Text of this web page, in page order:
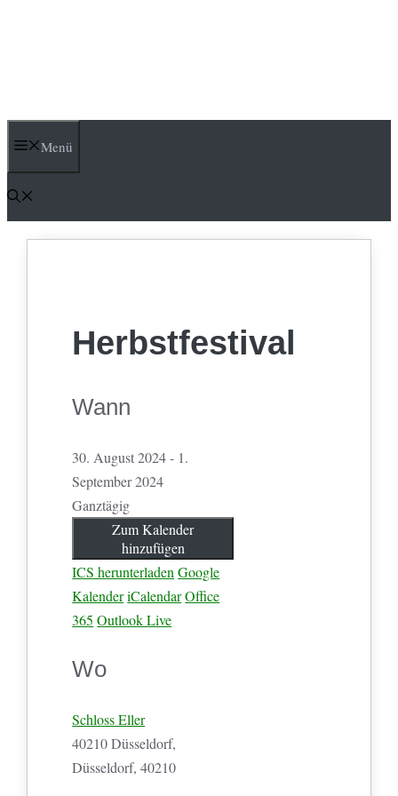
Menü
Herbstfestival
Wann
30. August 2024 - 1.
September 2024
Ganztägig
Zum Kalender
hinzufügen
ICS herunterladen Google
KalenderiCalendarOffice
365 Outlook Live
Wo
Schloss Eller
40210 Düsseldorf,
Düsseldorf, 40210